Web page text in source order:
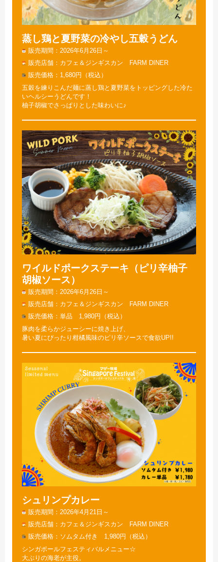
蒸し鶏と夏野菜の冷やし五穀うどん
販売期間
2026年6月26日～
販売店舗
カフェ＆ジンギスカン FARM DINER
販売価格
1,680円（税込）
五穀を練りこんだ麺に蒸し鶏と夏野菜をトッピングした冷た
いヘルシーうどんです！
柚子胡椒でさっぱりとした味わいに♪
ワイルドポークステーキ（ピリ辛柚子
胡椒ソース）
販売期間
2026年6月26日～
販売店舗
カフェ＆ジンギスカン FARM DINER
販売価格
単品 1,980円（税込）
豚肉を柔らかジューシーに焼き上げ、
暑い夏にぴったり柑橘風味のピリ辛ソースで食欲UP!!
シュリンプカレー
販売期間
2026年4月21日～
販売店舗
カフェ＆ジンギスカン FARM DINER
販売価格
ソムタム付き 1,980円（税込）
シンガポールフェスティバルメニュー☆
大ぶりの海老が主役。